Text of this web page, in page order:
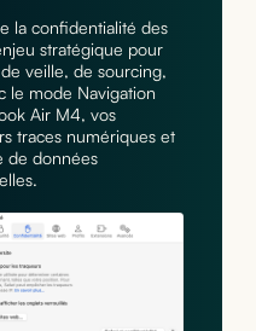
la confidentialité des
stratégique pour
de veille, de sourcing,
le mode Navigation
Air M4, vos
traces numériques et
de données